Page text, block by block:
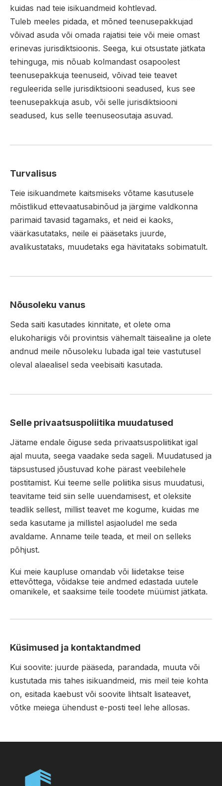
kuidas nad teie isikuandmeid kohtlevad.
Tuleb meeles pidada, et mõned teenusepakkujad
võivad asuda või omada rajatisi teie või meie omast
erinevas jurisdiktsioonis. Seega, kui otsustate jätkata
tehinguga, mis nõuab kolmandast osapoolest
teenusepakkuja teenuseid, võivad teie teavet
reguleerida selle jurisdiktsiooni seadused, kus see
teenusepakkuja asub, või selle jurisdiktsiooni
seadused, kus selle teenuseosutaja asuvad.
Turvalisus
Teie isikuandmete kaitsmiseks võtame kasutusele
mõistlikud ettevaatusabinõud ja järgime valdkonna
parimaid tavasid tagamaks, et neid ei kaoks,
väärkasutataks, neile ei pääsetaks juurde,
avalikustataks, muudetaks ega hävitataks sobimatult.
Nõusoleku vanus
Seda saiti kasutades kinnitate, et olete oma
elukohariigis või provintsis vähemalt täisealine ja olete
andnud meile nõusoleku lubada igal teie vastutusel
oleval alaealisel seda veebisaiti kasutada.
Selle privaatsuspoliitika muudatused
Jätame endale õiguse seda privaatsuspoliitikat igal
ajal muuta, seega vaadake seda sageli. Muudatused ja
täpsustused jõustuvad kohe pärast veebilehele
postitamist. Kui teeme selle poliitika sisus muudatusi,
teavitame teid siin selle uuendamisest, et oleksite
teadlik sellest, millist teavet me kogume, kuidas me
seda kasutame ja millistel asjaoludel me seda
avaldame. Anname teile teada, et meil on selleks
põhjust.
Kui meie kaupluse omandab või liidetakse teise
ettevõttega, võidakse teie andmed edastada uutele
omanikele, et saaksime teile toodete müümist jätkata.
Küsimused ja kontaktandmed
Kui soovite: juurde pääseda, parandada, muuta või
kustutada mis tahes isikuandmeid, mis meil teie kohta
on, esitada kaebust või soovite lihtsalt lisateavet,
võtke meiega ühendust e-posti teel lehe allosas.